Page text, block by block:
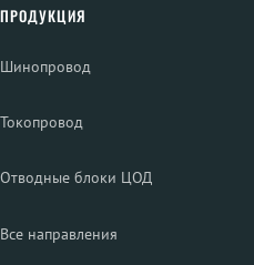
ПРОДУКЦИЯ
Шинопровод
Токопровод
Отводные блоки ЦОД
Все направления